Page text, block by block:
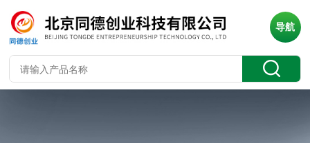
导航